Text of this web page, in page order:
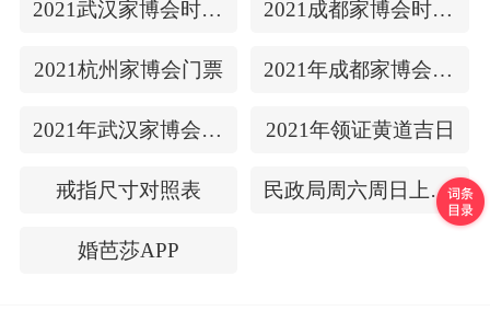
2021武汉家博会时间表 2021成都家博会时间表
2021杭州家博会门票 2021年成都家博会门票
2021年武汉家博会门票 2021年领证黄道吉日
戒指尺寸对照表 民政局周六周日上班吗
婚芭莎APP